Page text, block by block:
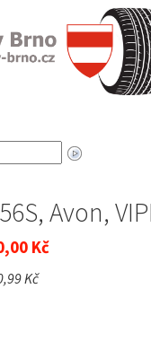
Avon,
Kč
Kč